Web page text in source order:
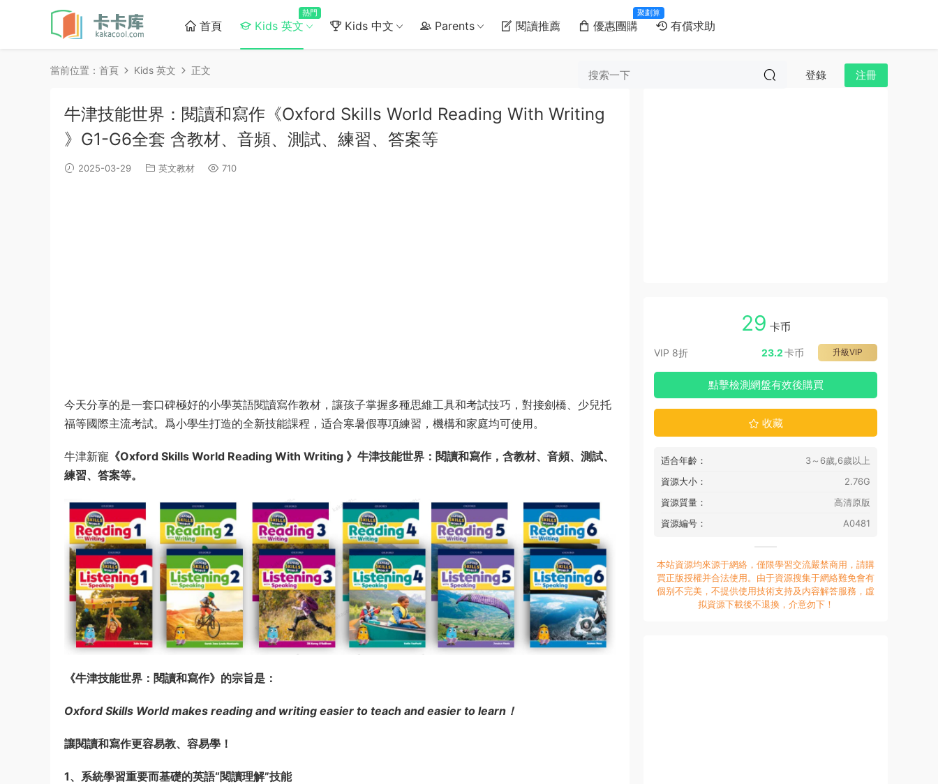
首頁 Kids 英文
熱門
Kids 中文 Parents 閱讀推薦 優惠團購
聚劃算
有償求助
登錄 注冊
當前位置： 首頁 Kids 英文 正文
牛津技能世界：閱讀和寫作《Oxford Skills World Reading With Writing
》G1-G6全套 含教材、音頻、測試、練習、答案等
2025-03-29 英文教材 710
今天分享的是一套口碑極好的小學英語閱讀寫作教材，讓孩子掌握多種思維工具和考試技巧，對接劍橋、少兒托
福等國際主流考試。爲小學生打造的全新技能課程，适合寒暑假專項練習，機構和家庭均可使用。
牛津新寵 《Oxford Skills World Reading With Writing 》 牛津技能世界：閱讀和寫作，含教材、音頻、測試、
練習、答案等。
《牛津技能世界：閱讀和寫作》的宗旨是：
Oxford Skills World makes reading and writing easier to teach and easier to learn！
讓閱讀和寫作更容易教、容易學！
1、系統學習重要而基礎的英語“閱讀理解”技能
29 卡币
VIP 8折 升級VIP
23.2卡币
點擊檢測網盤有效後購買
收藏
适合年齡：
3～6歲,6歲以上
資源大小：
2.76G
資源質量：
高清原版
資源編号：
A0481
本站資源均來源于網絡，僅限學習交流嚴禁商用，請購
買正版授權并合法使用。由于資源搜集于網絡難免會有
個别不完美，不提供使用技術支持及内容解答服務，虛
拟資源下載後不退換，介意勿下！